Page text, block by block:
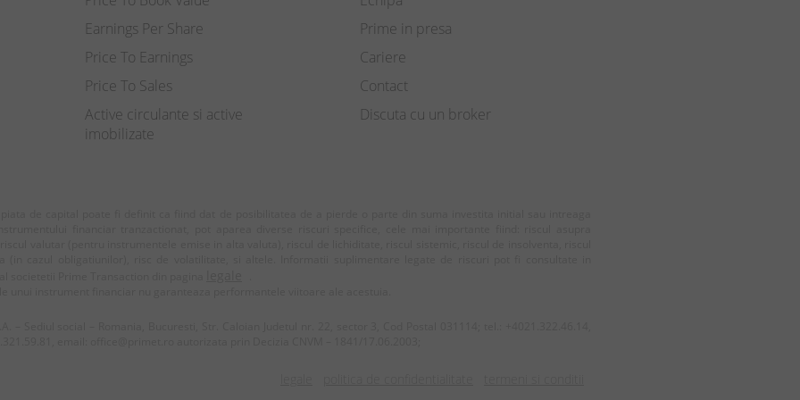
Earnings Per Share
Price To Earnings
Price To Sales
Active circulante si active
imobilizate
Prime in presa
Cariere
Contact
Discuta cu un broker